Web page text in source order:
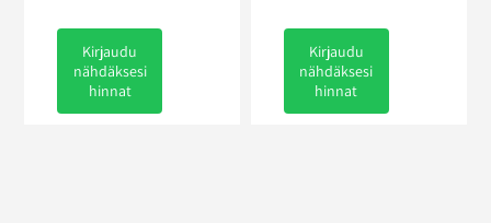
Kirjaudu
nähdäksesi
hinnat
Kirjaudu
nähdäksesi
hinnat